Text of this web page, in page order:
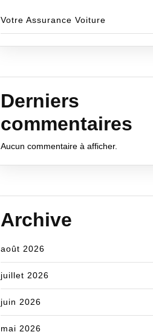
Votre Assurance Voiture
Derniers
commentaires
Aucun commentaire à afficher.
Archive
août 2026
juillet 2026
juin 2026
mai 2026